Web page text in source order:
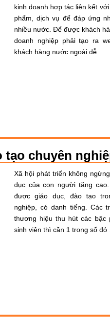
kinh doanh hợp tác liên kết
phẩm, dịch vụ để đáp ứng
nhiều nước. Để được khách
doanh nghiệp phải tạo ra
khách hàng nước ngoài dễ …
tạo chuyên
Xã hội phát triển không
dục của con người tăng
được giáo dục, đào tạo
nghiệp, có danh tiếng. Các
thương hiệu thu hút các bậc
sinh viên thì cần 1 trong số đó